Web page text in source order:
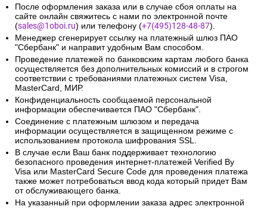
После оформления заказа или в случае сбоя оплаты на
сайте онлайн свяжитесь с нами по электронной почте
(sales@1oboi.ru) или телефону (+7(495)128-48-87).
Менеджер сгенерирует ссылку на платежный шлюз ПАО
"Сбербанк" и направит удобным Вам способом.
Проведение платежей по банковским картам любого банка
осуществляется без дополнительных комиссий и в строгом
соответствии с требованиями платежных систем Visa,
MasterCard, МИР.
Конфиденциальность сообщаемой персональной
информации обеспечивается ПАО "Сбербанк".
Соединение с платежным шлюзом и передача
информации осуществляется в защищенном режиме с
использованием протокола шифрования SSL.
В случае если Ваш банк поддерживает технологию
безопасного проведения интернет-платежей Verified By
Visa или MasterCard Secure Code для проведения платежа
также может потребоваться ввод кода который придет Вам
от обслуживающего банка.
На указанный при оформлении заказа адрес электронной